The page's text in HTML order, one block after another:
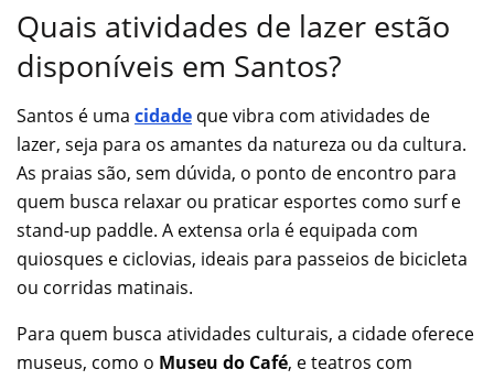
Quais atividades de lazer estão
disponíveis em Santos?
Santos é uma cidade que vibra com atividades de
lazer, seja para os amantes da natureza ou da cultura.
As praias são, sem dúvida, o ponto de encontro para
quem busca relaxar ou praticar esportes como surf e
stand-up paddle. A extensa orla é equipada com
quiosques e ciclovias, ideais para passeios de bicicleta
ou corridas matinais.
Para quem busca atividades culturais, a cidade oferece
museus, como o Museu do Café, e teatros com